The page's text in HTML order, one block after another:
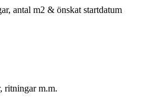
antal m2 & önskat startdatum
ritningar m.m.